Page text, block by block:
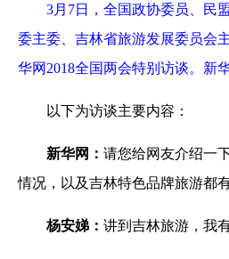
3月 7日，全国政协委员、民
委主委、吉林省旅游发展委员会
华网 2018全国两会特别访谈。新
以下为访谈主要内容：
新华网： 请您给网友介绍一
情况，以及吉林特色品牌旅游都
杨安娣： 讲到吉林旅游，我